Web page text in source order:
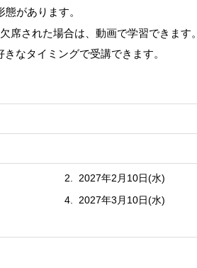
があります。
された場合は、動画で学習できます。
なタイミングで受講できます。
2027年2月10日(水)
2027年3月10日(水)